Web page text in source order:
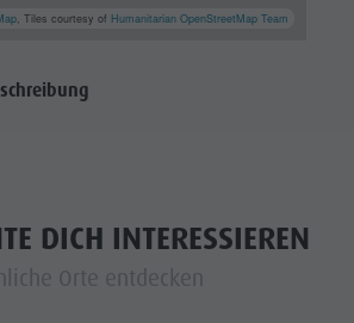
, Tiles courtesy of Humanitarian OpenStreetMap Team
DICH INTERESSIEREN
Orte entdecken